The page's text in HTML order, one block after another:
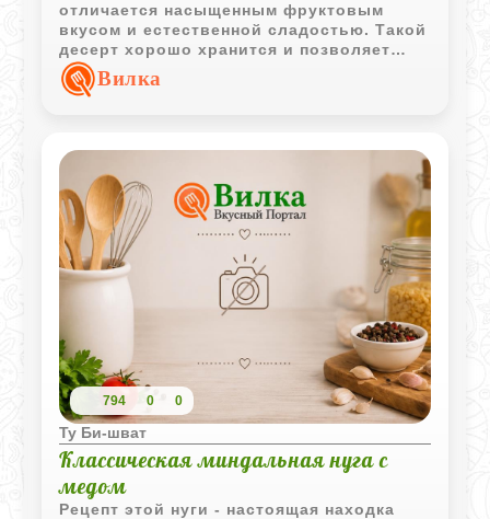
отличается насыщенным фруктовым
вкусом и естественной сладостью. Такой
десерт хорошо хранится и позволяет
сохранить аромат свежих плодов на
долгое время.
Вилка
794 0 0
Ту Би-шват
Классическая миндальная нуга с
медом
Рецепт этой нуги - настоящая находка